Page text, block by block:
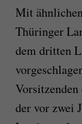
Mit
Thüringer
dem dritten
Vorsitzenden
der vor zwei